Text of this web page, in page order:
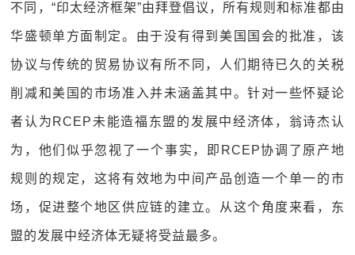
不同，“印太经济框架”由拜登倡议，所有规则和标准都由
华盛顿单方面制定。由于没有得到美国国会的批准，该
协议与传统的贸易协议有所不同，人们期待已久的关税
削减和美国的市场准入并未涵盖其中。针对一些怀疑论
者认为RCEP未能造福东盟的发展中经济体，翁诗杰认
为，他们似乎忽视了一个事实，即RCEP协调了原产地
规则的规定，这将有效地为中间产品创造一个单一的市
场，促进整个地区供应链的建立。从这个角度来看，东
盟的发展中经济体无疑将受益最多。